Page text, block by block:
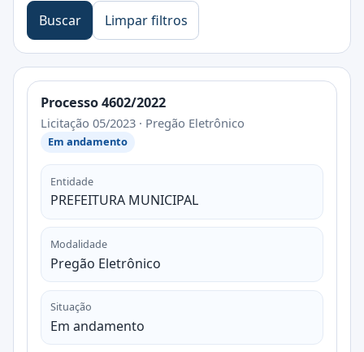
Buscar Limpar filtros
Processo 4602/2022
Licitação 05/2023 · Pregão Eletrônico
Em andamento
Entidade
PREFEITURA MUNICIPAL
Modalidade
Pregão Eletrônico
Situação
Em andamento